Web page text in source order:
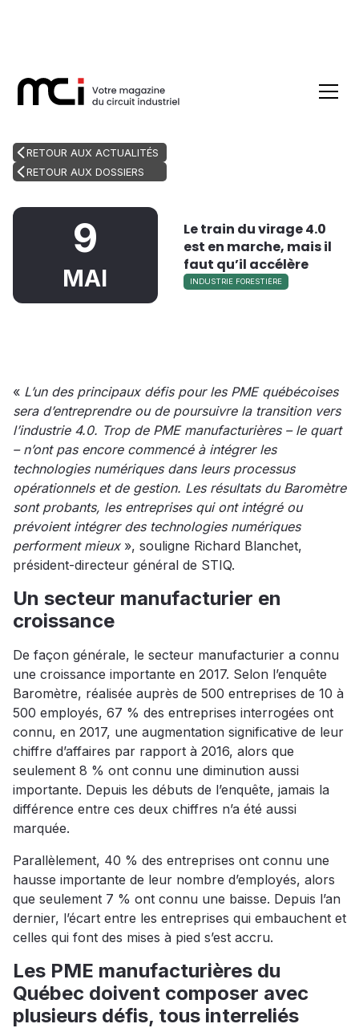
RETOUR AUX ACTUALITÉS
RETOUR AUX DOSSIERS
9
MAI
Le train du virage 4.0
est en marche, mais il
faut qu’il accélère
INDUSTRIE FORESTIÈRE
« L’un des principaux défis pour les PME québécoises
sera d’entreprendre ou de poursuivre la transition vers
l’industrie 4.0. Trop de PME manufacturières – le quart
– n’ont pas encore commencé à intégrer les
technologies numériques dans leurs processus
opérationnels et de gestion. Les résultats du Baromètre
sont probants, les entreprises qui ont intégré ou
prévoient intégrer des technologies numériques
performent mieux», souligne Richard Blanchet,
président-directeur général de STIQ.
Un secteur manufacturier en
croissance
De façon générale, le secteur manufacturier a connu
une croissance importante en 2017. Selon l’enquête
Baromètre, réalisée auprès de 500 entreprises de 10 à
500 employés, 67 % des entreprises interrogées ont
connu, en 2017, une augmentation significative de leur
chiffre d’affaires par rapport à 2016, alors que
seulement 8 % ont connu une diminution aussi
importante. Depuis les débuts de l’enquête, jamais la
différence entre ces deux chiffres n’a été aussi
marquée.
Parallèlement, 40 % des entreprises ont connu une
hausse importante de leur nombre d’employés, alors
que seulement 7 % ont connu une baisse. Depuis l’an
dernier, l’écart entre les entreprises qui embauchent et
celles qui font des mises à pied s’est accru.
Les PME manufacturières du
Québec doivent composer avec
plusieurs défis, tous interreliés